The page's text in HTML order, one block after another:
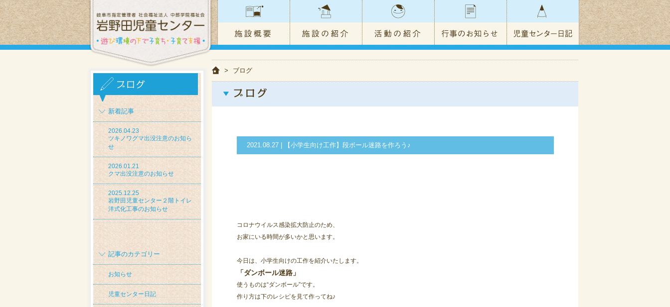
新着記事
2026.04.23
ツキノワグマ出没注意のお知ら
せ
2026.01.21
クマ出没注意のお知らせ
2025.12.25
岩野田児童センター２階トイレ
洋式化工事のお知らせ
記事のカテゴリー
お知らせ
児童センター日記
> ブログ
2021.08.27 | 【小学生向け工作】段ボール迷路を作ろう♪
コロナウイルス感染拡大防止のため、
お家にいる時間が多いかと思います。
今日は、小学生向けの工作を紹介いたします。
「ダンボール迷路」
使うものは“ダンボール”です。
作り方は下のレシピを見て作ってね♪